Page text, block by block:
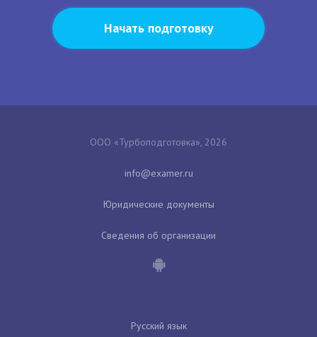
Начать подготовку
ООО «Турбоподготовка», 2026
Юридические документы
Сведения об организации
Русский язык